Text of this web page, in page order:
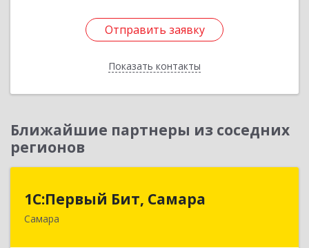
Отправить заявку
Показать контакты
Отправить заявку
Назад
Ближайшие партнеры из соседних
регионов
1С:Первый Бит, Самара
Самара
1С:Первый Бит, Самара
443013, Самарская обл, Самара г, Дачная ул,